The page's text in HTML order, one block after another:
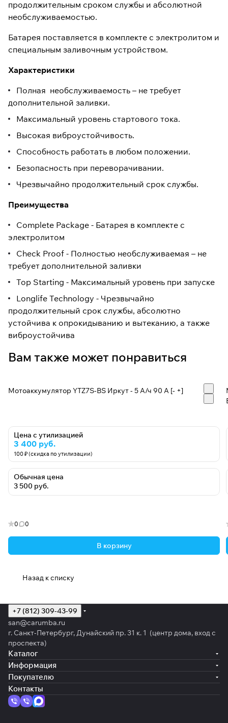
продолжительным сроком службы и абсолютной
необслуживаемостью.
Батарея поставляется в комплекте с электролитом и
специальным заливочным устройством.
Характеристики
Полная необслуживаемость – не требует
дополнительной заливки.
Максимальный уровень стартового тока.
Высокая виброустойчивость.
Способность работать в любом положении.
Безопасность при переворачивании.
Чрезвычайно продолжительный срок службы.
Преимущества
Complete Package - Батарея в комплекте с
электролитом
Check Proof - Полностью необслуживаемая – не
требует дополнительной заливки
Top Starting - Максимальный уровень при запуске
Longlife Technology - Чрезвычайно
продолжительный срок службы, абсолютно
устойчива к опрокидыванию и вытеканию, а также
виброустойчива
Вам также может понравиться
Мотоаккумулятор YTZ7S-BS Иркут - 5 А/ч 90 A [- +]
Цена с утилизацией
3 400 руб.
100 ₽ (скидка по утилизации)
Обычная цена
3 500 руб.
0 0
В корзину
Назад к списку
+7 (812) 309-43-99
san@carumba.ru
г. Санкт-Петербург, Дунайский пр. 31 к. 1 (центр дома, вход с
проспекта)
Каталог
Информация
Покупателю
Контакты